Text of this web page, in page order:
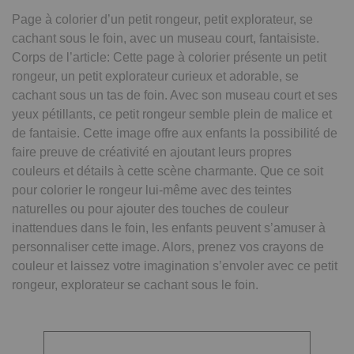
Page à colorier d’un petit rongeur, petit explorateur, se
cachant sous le foin, avec un museau court, fantaisiste.
Corps de l’article: Cette page à colorier présente un petit
rongeur, un petit explorateur curieux et adorable, se
cachant sous un tas de foin. Avec son museau court et ses
yeux pétillants, ce petit rongeur semble plein de malice et
de fantaisie. Cette image offre aux enfants la possibilité de
faire preuve de créativité en ajoutant leurs propres
couleurs et détails à cette scène charmante. Que ce soit
pour colorier le rongeur lui-même avec des teintes
naturelles ou pour ajouter des touches de couleur
inattendues dans le foin, les enfants peuvent s’amuser à
personnaliser cette image. Alors, prenez vos crayons de
couleur et laissez votre imagination s’envoler avec ce petit
rongeur, explorateur se cachant sous le foin.